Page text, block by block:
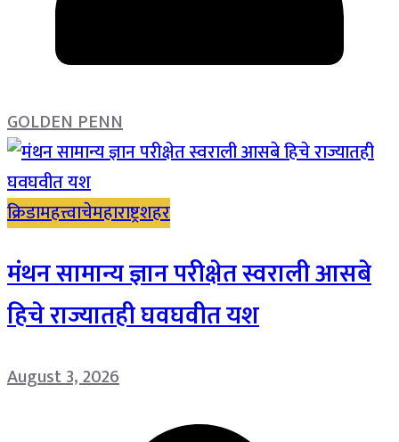
GOLDEN PENN
क्रिडामहत्त्वाचेमहाराष्ट्रशहर
मंथन सामान्य ज्ञान परीक्षेत स्वराली आसबे
हिचे राज्यातही घवघवीत यश
August 3, 2026